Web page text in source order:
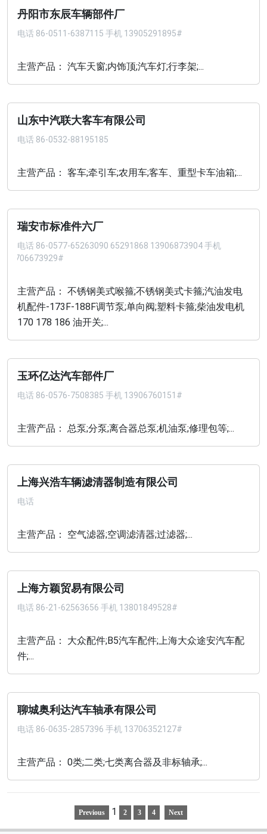
丹阳市东辰车辆部件厂
电话 86-0511-6387115 手机 13905291895#
主营产品： 汽车天窗;内饰顶;汽车灯;行李架;...
山东中汽联大客车有限公司
电话 86-0532-88195185
主营产品： 客车;牵引车;农用车;客车、重型卡车油箱;...
瑞安市标准件六厂
电话 86-0577-65263090 65291868 13906873904 手机
13706673929#
主营产品： 不锈钢美式喉箍;不锈钢美式卡箍;汽油发电
机配件-173F-188F调节泵;单向阀;塑料卡箍;柴油发电机
170 178 186 油开关;...
玉环亿达汽车部件厂
电话 86-0576-7508385 手机 13906760151#
主营产品： 总泵;分泵;离合器总泵;机油泵;修理包等;...
上海兴浩车辆滤清器制造有限公司
电话
主营产品： 空气滤器;空调滤清器;过滤器;...
上海方颖贸易有限公司
电话 86-21-62563656 手机 13801849528#
主营产品： 大众配件;B5汽车配件;上海大众途安汽车配
件;...
聊城奥利达汽车轴承有限公司
电话 86-0635-2857396 手机 13706352127#
主营产品： 0类;二类;七类离合器及非标轴承;...
Previous 1 2 3 4 Next